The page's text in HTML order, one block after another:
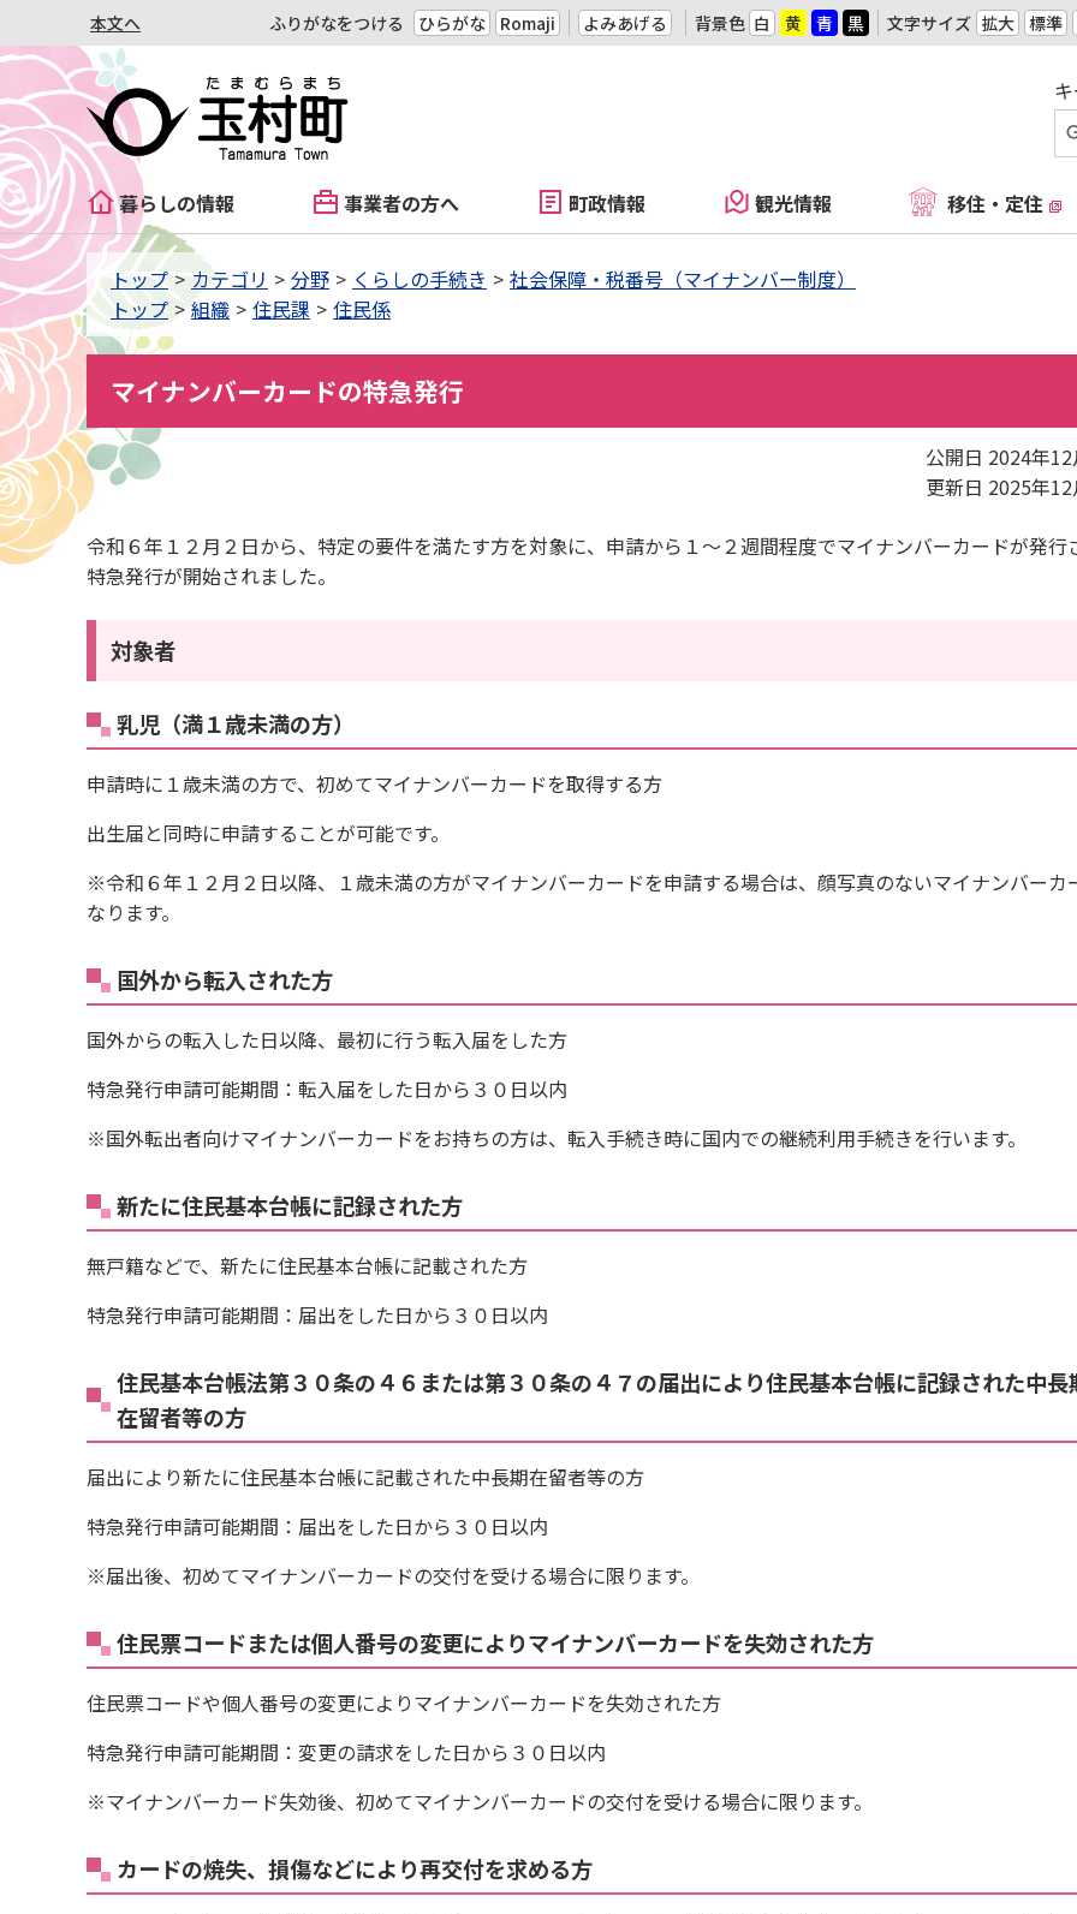
本文へ ふりがなをつける ひらがな Romaji よみあげる 背景色 白 黄 青 黒 文字サイズ 拡大 標準
暮らしの情報 事業者の方へ 町政情報 観光情報 移住・定住
トップ カテゴリ 分野 くらしの手続き
社会保障・税番号（マイナンバー制度）
トップ
組織 住民課 住民係
マイナンバーカードの特急発行
公開日 2024年
更新日 2025年
令和６年１２月２日から、特定の要件を満たす方を対象に、申請から１〜２週間程度でマイナンバーカードが発行
特急発行が開始されました。
対象者
乳児（満１歳未満の方）
申請時に１歳未満の方で、初めてマイナンバーカードを取得する方
出生届と同時に申請することが可能です。
※令和６年１２月２日以降、１歳未満の方がマイナンバーカードを申請する場合は、顔写真のないマイナンバーカ
なります。
国外から転入された方
国外からの転入した日以降、最初に行う転入届をした方
特急発行申請可能期間：転入届をした日から３０日以内
※国外転出者向けマイナンバーカードをお持ちの方は、転入手続き時に国内での継続利用手続きを行います。
新たに住民基本台帳に記録された方
無戸籍などで、新たに住民基本台帳に記載された方
特急発行申請可能期間：届出をした日から３０日以内
住民基本台帳法第３０条の４６または第３０条の４７の届出により住民基本台帳に記録された中長
在留者等の方
届出により新たに住民基本台帳に記載された中長期在留者等の方
特急発行申請可能期間：届出をした日から３０日以内
※届出後、初めてマイナンバーカードの交付を受ける場合に限ります。
住民票コードまたは個人番号の変更によりマイナンバーカードを失効された方
住民票コードや個人番号の変更によりマイナンバーカードを失効された方
特急発行申請可能期間：変更の請求をした日から３０日以内
※マイナンバーカード失効後、初めてマイナンバーカードの交付を受ける場合に限ります。
カードの焼失、損傷などにより再交付を求める方